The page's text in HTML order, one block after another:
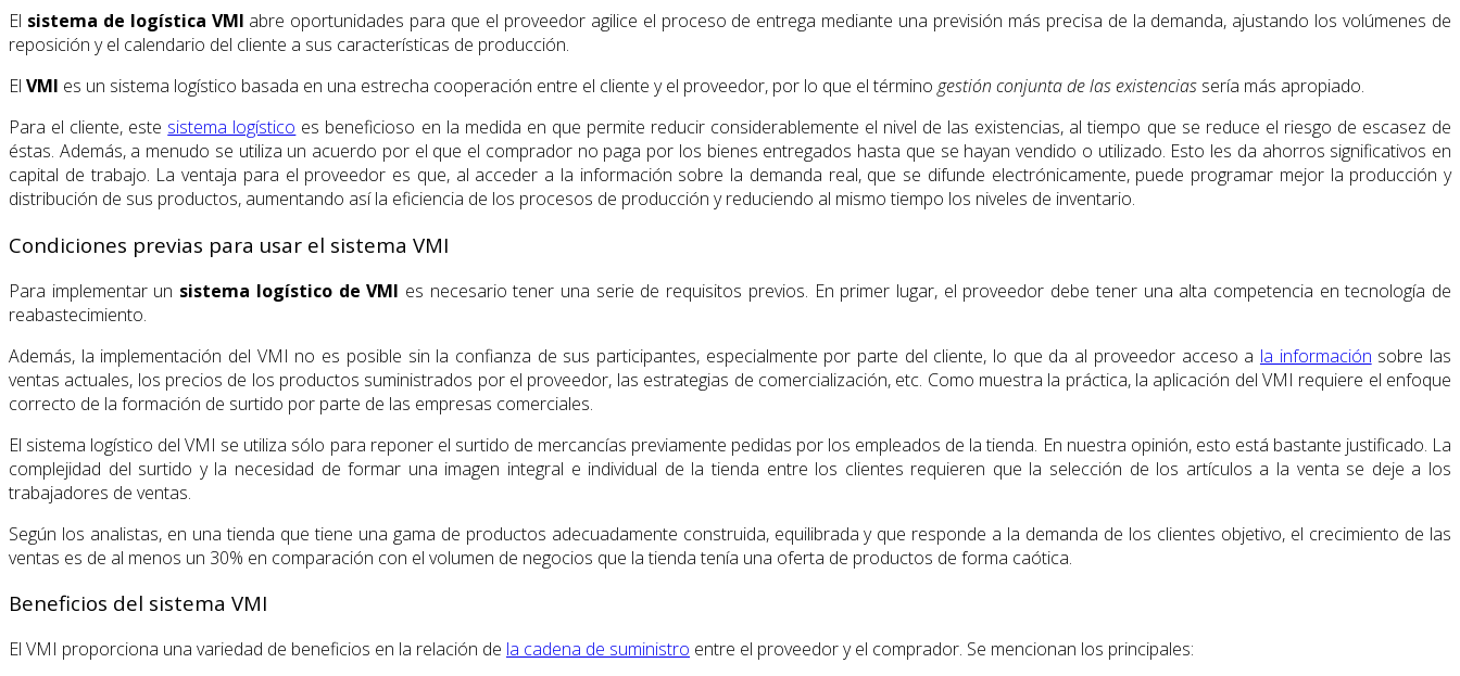
El sistema de logística VMI abre oportunidades para que el proveedor agilice el proceso de entrega mediante una previsión más precisa de la demanda, ajustando los volúmenes de
reposición y el calendario del cliente a sus características de producción.
El VMI es un sistema logístico basada en una estrecha cooperación entre el cliente y el proveedor, por lo que el término gestión conjunta de las existencias sería más apropiado.
Para el cliente, este sistema logístico es beneficioso en la medida en que permite reducir considerablemente el nivel de las existencias, al tiempo que se reduce el riesgo de escasez de
éstas. Además, a menudo se utiliza un acuerdo por el que el comprador no paga por los bienes entregados hasta que se hayan vendido o utilizado. Esto les da ahorros significativos en
capital de trabajo. La ventaja para el proveedor es que, al acceder a la información sobre la demanda real, que se difunde electrónicamente, puede programar mejor la producción y
distribución de sus productos, aumentando así la eficiencia de los procesos de producción y reduciendo al mismo tiempo los niveles de inventario.
Condiciones previas para usar el sistema VMI
Para implementar un sistema logístico de VMI es necesario tener una serie de requisitos previos. En primer lugar, el proveedor debe tener una alta competencia en tecnología de
reabastecimiento.
Además, la implementación del VMI no es posible sin la confianza de sus participantes, especialmente por parte del cliente, lo que da al proveedor acceso a la información sobre las
ventas actuales, los precios de los productos suministrados por el proveedor, las estrategias de comercialización, etc. Como muestra la práctica, la aplicación del VMI requiere el enfoque
correcto de la formación de surtido por parte de las empresas comerciales.
El sistema logístico del VMI se utiliza sólo para reponer el surtido de mercancías previamente pedidas por los empleados de la tienda. En nuestra opinión, esto está bastante justificado. La
complejidad del surtido y la necesidad de formar una imagen integral e individual de la tienda entre los clientes requieren que la selección de los artículos a la venta se deje a los
trabajadores de ventas.
Según los analistas, en una tienda que tiene una gama de productos adecuadamente construida, equilibrada y que responde a la demanda de los clientes objetivo, el crecimiento de las
ventas es de al menos un 30% en comparación con el volumen de negocios que la tienda tenía una oferta de productos de forma caótica.
Beneficios del sistema VMI
El VMI proporciona una variedad de beneficios en la relación de la cadena de suministro entre el proveedor y el comprador. Se mencionan los principales: